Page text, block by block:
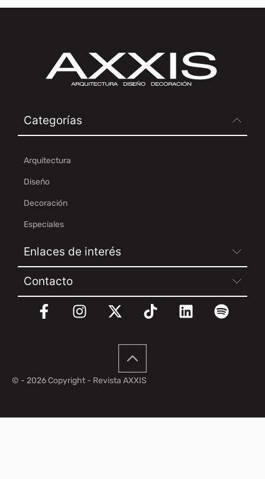
Categorías
Arquitectura
Diseño
Decoración
Especiales
Enlaces de interés
Contacto
© - 2026 Copyright - Revista AXXIS